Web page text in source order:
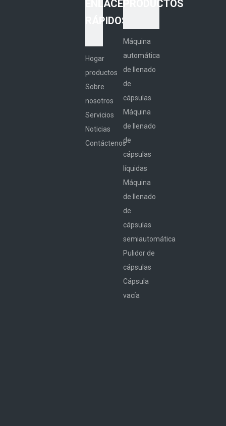
ENLACES
RÁPIDOS
Hogar
productos
Sobre
nosotros
Servicios
Noticias
Contáctenos
PRODUCTOS
Máquina
automática
de llenado
de
cápsulas
Máquina
de llenado
de
cápsulas
líquidas
Máquina
de llenado
de
cápsulas
semiautomática
Pulidor de
cápsulas
Cápsula
vacía